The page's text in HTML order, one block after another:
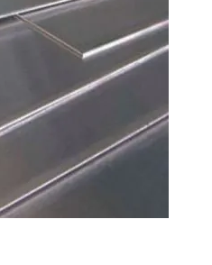
1.8х1000х2200
1.8х1250х2500
2х1250х2500
2.5х1250х2500
3х1250х2500